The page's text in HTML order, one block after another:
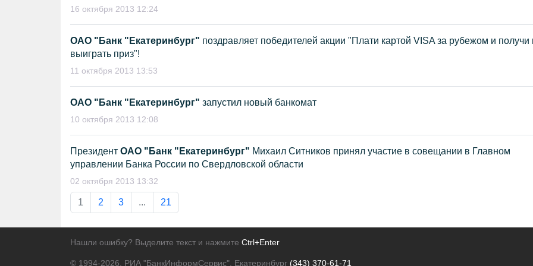
16 октября 2013 12:24
ОАО "Банк "Екатеринбург" поздравляет победителей акции "Плати картой VISA за рубежом и
выиграть приз"!
11 октября 2013 13:53
ОАО "Банк "Екатеринбург" запустил новый банкомат
10 октября 2013 12:08
Президент ОАО "Банк "Екатеринбург" Михаил Ситников принял участие в совещании в Главном
управлении Банка России по Свердловской области
02 октября 2013 13:32
1 2 3 ... 21
Нашли ошибку? Выделите текст и нажмите Ctrl+Enter
© 1994-2026. РИА "БанкИнформСервис". Екатеринбург (343) 370-61-71